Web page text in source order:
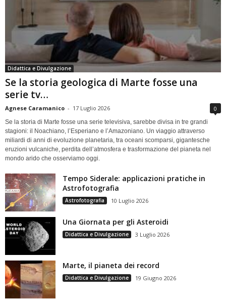
Didattica e Divulgazione
Se la storia geologica di Marte fosse una
serie tv…
Agnese Caramanico - 17 Luglio 2026 0
Se la storia di Marte fosse una serie televisiva, sarebbe divisa in tre grandi
stagioni: il Noachiano, l’Esperiano e l’Amazoniano. Un viaggio attraverso
miliardi di anni di evoluzione planetaria, tra oceani scomparsi, gigantesche
eruzioni vulcaniche, perdita dell’atmosfera e trasformazione del pianeta nel
mondo arido che osserviamo oggi.
Tempo Siderale: applicazioni pratiche in
Astrofotografia
Astrofotografia 10 Luglio 2026
Una Giornata per gli Asteroidi
Didattica e Divulgazione 3 Luglio 2026
Marte, il pianeta dei record
Didattica e Divulgazione 19 Giugno 2026